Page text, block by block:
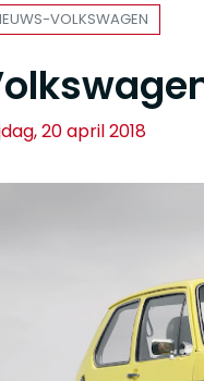
VOLKSWAGEN
20 april 2018